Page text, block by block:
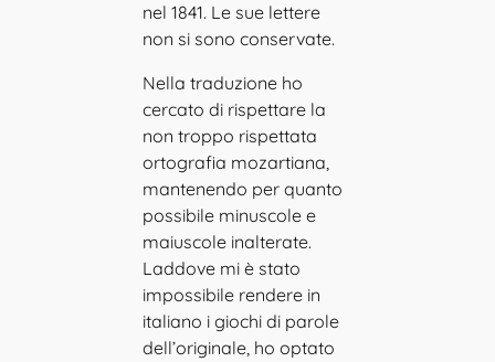
nel 1841. Le sue lettere
non si sono conservate.
Nella traduzione ho
cercato di rispettare la
non troppo rispettata
ortografia mozartiana,
mantenendo per quanto
possibile minuscole e
maiuscole inalterate.
Laddove mi è stato
impossibile rendere in
italiano i giochi di parole
dell’originale, ho optato